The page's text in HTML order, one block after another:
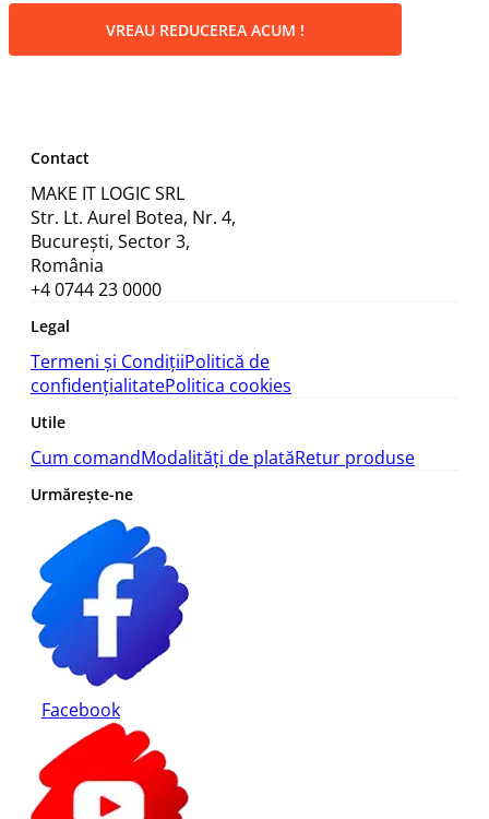
VREAU REDUCEREA ACUM !
Contact
MAKE IT LOGIC SRL
Str. Lt. Aurel Botea, Nr. 4,
București, Sector 3,
România
+4 0744 23 0000
Legal
Termeni și CondițiiPolitică de
confidențialitatePolitica cookies
Utile
Cum comandModalități de platăRetur produse
Urmărește-ne
Facebook